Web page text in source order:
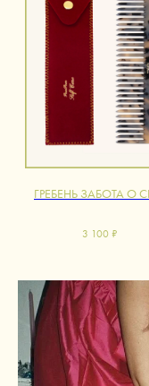
ГРЕБЕНЬ ЗАБОТА О
3 100 ₽